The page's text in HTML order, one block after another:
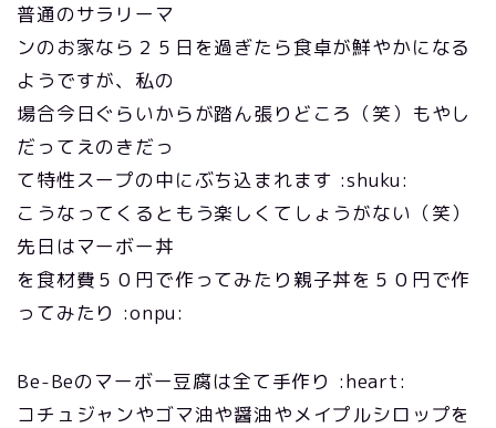
普通のサラリーマ
ンのお家なら２５日を過ぎたら食卓が鮮やかになる
ようですが、私の
場合今日ぐらいからが踏ん張りどころ（笑）もやし
だってえのきだっ
て特性スープの中にぶち込まれます :shuku:
こうなってくるともう楽しくてしょうがない（笑）
先日はマーボー丼
を食材費５０円で作ってみたり親子丼を５０円で作
ってみたり :onpu:
Be-Beのマーボー豆腐は全て手作り :heart:
コチュジャンやゴマ油や醤油やメイプルシロップを